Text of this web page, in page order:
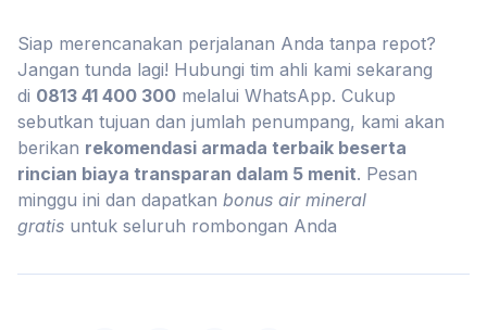
Siap merencanakan perjalanan Anda tanpa repot?
Jangan tunda lagi! Hubungi tim ahli kami sekarang
di 0813 41 400 300 melalui WhatsApp. Cukup
sebutkan tujuan dan jumlah penumpang, kami akan
berikan rekomendasi armada terbaik beserta
rincian biaya transparan dalam 5 menit. Pesan
minggu ini dan dapatkan bonus air mineral
gratis untuk seluruh rombongan Anda